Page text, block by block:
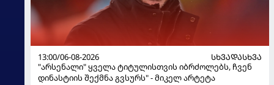
13:00/06-08-2026
ᲡᲮᲕᲐᲓᲐᲡᲮᲕᲐ
"არსენალი" ყველა ტიტულისთვის იბრძოლებს, ჩვენ
დინასტიის შექმნა გვსურს" - მიკელ არტეტა